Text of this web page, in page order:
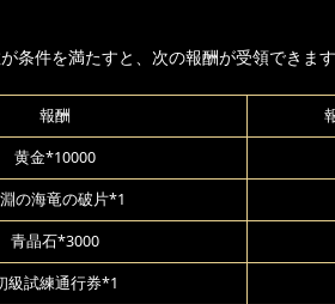
条件を満たすと、次の報酬が受領できます
報酬
黄金*10000
の海竜の破片*1
青晶石*3000
級試練通行券*1